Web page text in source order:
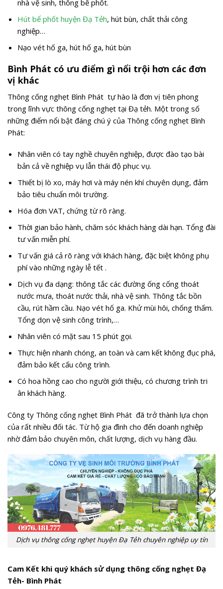
nhà vệ sinh, thông bể phốt.
Hút bể phốt huyện Đạ Tẻh, hút bùn, chất thải công
nghiệp…
Nạo vét hố ga, hút hố ga, hút bùn
Bình Phát có ưu điểm gì nổi trội hơn các đơn
vị khác
Thông cống nghẹt Bình Phát tự hào là đơn vị tiên phong
trong lĩnh vực thông cống nghẹt tại Đạ tẻh. Một trong số
những điểm nổi bật đáng chú ý của Thông cống nghẹt Bình
Phát:
Nhân viên có tay nghề chuyên nghiệp, được đào tạo bài
bản cả về nghiệp vụ lẫn thái độ phục vụ.
Thiết bị lò xo, máy hơi và máy nén khí chuyên dụng, đảm
bảo tiêu chuẩn môi trường.
Hóa đơn VAT, chứng từ rõ ràng.
Thời gian bảo hành, chăm sóc khách hàng dài hạn. Tổng đài
tư vấn miễn phí.
Tư vấn giá cả rõ ràng với khách hàng, đặc biệt không phụ
phí vào những ngày lễ tết .
Dịch vụ đa dạng: thông tắc các đường ống cống thoát
nước mưa, thoát nước thải, nhà vệ sinh. Thông tắc bồn
cầu, rút hầm cầu. Nạo vét hố ga. Khử mùi hôi, chống thấm.
Tổng dọn vệ sinh công trình,…
Nhân viên có mặt sau 15 phút gọi.
Thực hiện nhanh chóng, an toàn và cam kết không đục phá,
đảm bảo kết cấu công trình.
Có hoa hồng cao cho người giới thiệu, có chương trình tri
ân khách hàng.
Công ty Thông cống nghẹt Bình Phát đã trở thành lựa chọn
của rất nhiều đối tác. Từ hộ gia đình cho đến doanh nghiệp
nhờ đảm bảo chuyên môn, chất lượng, dịch vụ hàng đầu.
Dịch vụ thông cống nghẹt huyện Đạ Tẻh chuyên nghiệp uy tín
Cam Kết khi quý khách sử dụng thông cống nghẹt Đạ
Tẻh- Bình Phát